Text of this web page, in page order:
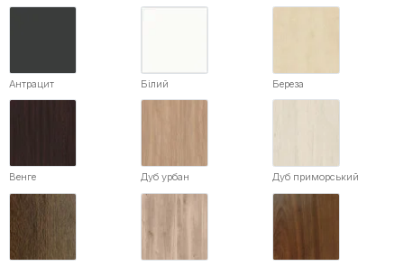
Антрацит Білий Береза
Венге Дуб урбан Дуб приморський